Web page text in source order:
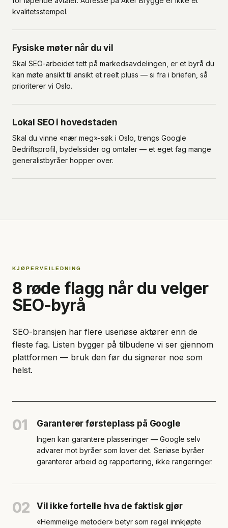
kvalitetsstempel.
Fysiske møter når du vil
Skal SEO-arbeidet tett på markedsavdelingen, er et byrå du
kan møte ansikt til ansikt et reelt pluss — si fra i briefen, så
prioriterer vi Oslo.
Lokal SEO i hovedstaden
Skal du vinne «nær meg»-søk i Oslo, trengs Google
Bedriftsprofil, bydelssider og omtaler — et eget fag mange
generalistbyråer hopper over.
KJØPERVEILEDNING
8 røde flagg når du velger
SEO-byrå
SEO-bransjen har flere useriøse aktører enn de
fleste fag. Listen bygger på tilbudene vi ser gjennom
plattformen — bruk den før du signerer noe som
helst.
01 Garanterer førsteplass på Google
Ingen kan garantere plasseringer — Google selv
advarer mot byråer som lover det. Seriøse byråer
garanterer arbeid og rapportering, ikke rangeringer.
02 Vil ikke fortelle hva de faktisk gjør
«Hemmelige metoder» betyr som regel innkjøpte